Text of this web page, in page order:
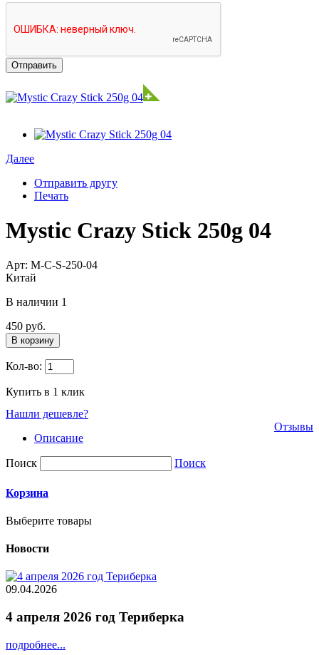
Отправить
Далее
Отправить другу
Печать
Mystic Crazy Stick 250g 04
Арт: M-C-S-250-04
Китай
В наличии 1
450 руб.
В корзину
Кол-во:
Купить в 1 клик
Нашли дешевле?
Отзывы
Описание
Поиск Поиск
Корзина
Выберите товары
Новости
09.04.2026
4 апреля 2026 год Териберка
подробнее...